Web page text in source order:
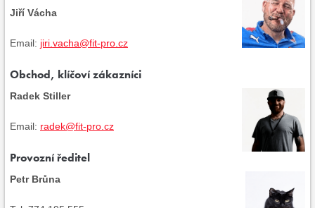
Jiří Vácha
Email: jiri.vacha@fit-pro.cz
Obchod, klíčoví zákazníci
Radek Stiller
Email: radek@fit-pro.cz
Provozní ředitel
Petr Brůna